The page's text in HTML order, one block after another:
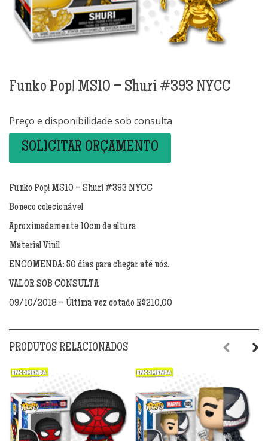
Funko Pop! MS10 – Shuri #393 NYCC
Preço e disponibilidade sob consulta
SOLICITAR ORÇAMENTO
Funko Pop! MS10 – Shuri #393 NYCC
Boneco colecionável
Aproximadamente 10cm de altura
Material Vinil
ENCOMENDA: 50 dias para chegar até nós.
VALOR SOB CONSULTA
09/10/2018 – Última vez cotado R$210,00
PRODUTOS RELACIONADOS